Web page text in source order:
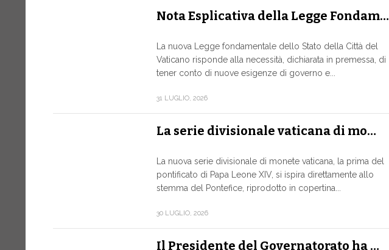
Nota Esplicativa della Legge Fondam…
La nuova Legge fondamentale dello Stato della Città del
Vaticano risponde alla necessità, dichiarata in premessa, di
tener conto di nuove esigenze di governo e...
31 LUGLIO, 2026
La serie divisionale vaticana di mo…
La nuova serie divisionale di monete vaticana, la prima del
pontificato di Papa Leone XIV, si ispira direttamente allo
stemma del Pontefice, riprodotto in copertina...
30 LUGLIO, 2026
Il Presidente del Governatorato ha …